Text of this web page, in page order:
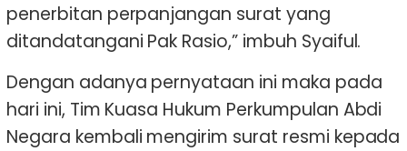
penerbitan perpanjangan surat yang
ditandatangani Pak Rasio,” imbuh Syaiful.
Dengan adanya pernyataan ini maka pada
hari ini, Tim Kuasa Hukum Perkumpulan Abdi
Negara kembali mengirim surat resmi kepada